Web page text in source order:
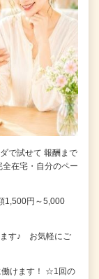
で試せて 報酬まで
在宅・自分のペー
1,500円～5,000
ます♪ お気軽にご
働けます！ ☆1回の